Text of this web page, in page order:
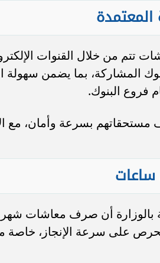
المعتمدة
من خلال القنوات
المشاركة، بما يضمن
فروع البنوك.
بسرعة وأمان، مع
على سرعة الإنجاز،